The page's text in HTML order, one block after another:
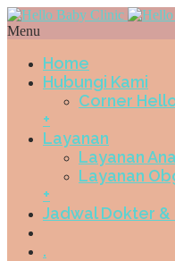
Menu
Home
Hubungi Kami
Corner
+
Layanan
Layanan
Layanan
+
Jadwal Dokter &
.